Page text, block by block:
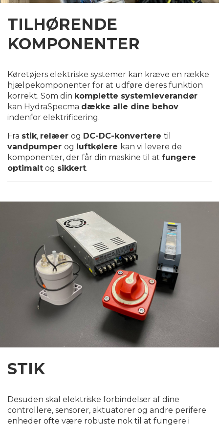
TILHØRENDE
KOMPONENTER
Køretøjers elektriske systemer kan kræve en række
hjælpekomponenter for at udføre deres funktion
korrekt. Som din komplette systemleverandør
kan HydraSpecma dække alle dine behov
indenfor elektrificering.
Fra stik, relæer og DC-DC-konvertere til
vandpumper og luftkølere kan vi levere de
komponenter, der får din maskine til at fungere
optimalt og sikkert.
STIK
Desuden skal elektriske forbindelser af dine
controllere, sensorer, aktuatorer og andre perifere
enheder ofte være robuste nok til at fungere i